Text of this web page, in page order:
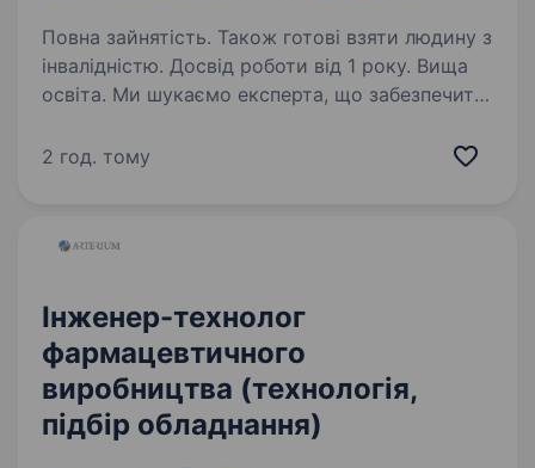
Повна зайнятість. Також готові взяти людину з
інвалідністю. Досвід роботи від 1 року. Вища
освіта. Ми шукаємо експерта, що забезпечить
впровадження досконалих технологічних
виробництва. Ми створюємо…
2 год. тому
Інженер-технолог
фармацевтичного
виробництва (технологія,
підбір обладнання)